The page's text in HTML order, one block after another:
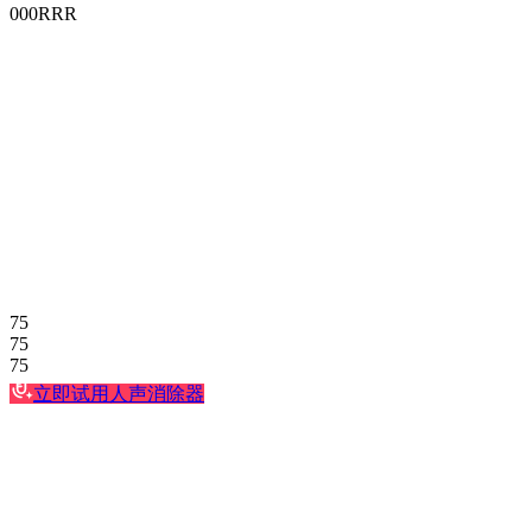
000RRR
75
75
75
立即试用人声消除器